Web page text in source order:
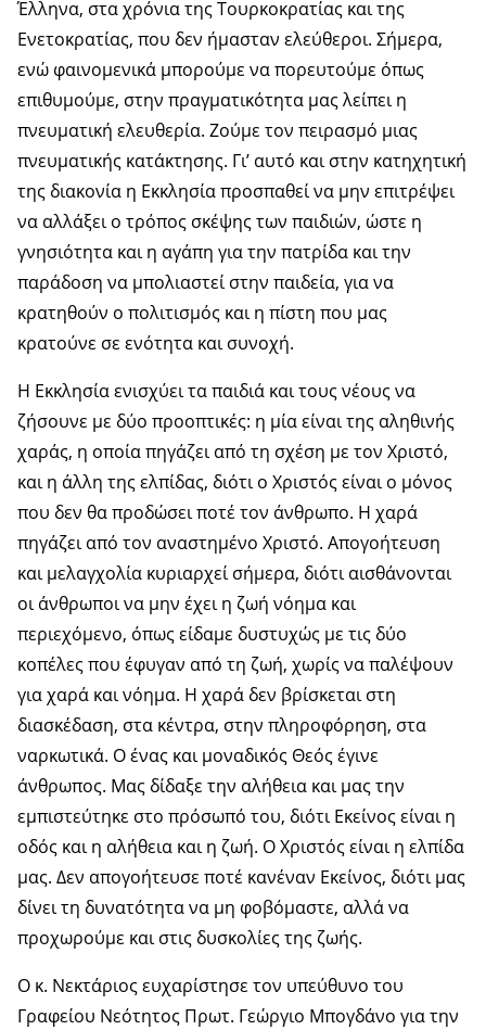
Έλληνα, στα χρόνια της Τουρκοκρατίας και της
Ενετοκρατίας, που δεν ήμασταν ελεύθεροι. Σήμερα,
ενώ φαινομενικά μπορούμε να πορευτούμε όπως
επιθυμούμε, στην πραγματικότητα μας λείπει η
πνευματική ελευθερία. Ζούμε τον πειρασμό μιας
πνευματικής κατάκτησης. Γι’ αυτό και στην κατηχητική
της διακονία η Εκκλησία προσπαθεί να μην επιτρέψει
να αλλάξει ο τρόπος σκέψης των παιδιών, ώστε η
γνησιότητα και η αγάπη για την πατρίδα και την
παράδοση να μπολιαστεί στην παιδεία, για να
κρατηθούν ο πολιτισμός και η πίστη που μας
κρατούνε σε ενότητα και συνοχή.
Η Εκκλησία ενισχύει τα παιδιά και τους νέους να
ζήσουνε με δύο προοπτικές: η μία είναι της αληθινής
χαράς, η οποία πηγάζει από τη σχέση με τον Χριστό,
και η άλλη της ελπίδας, διότι ο Χριστός είναι ο μόνος
που δεν θα προδώσει ποτέ τον άνθρωπο. Η χαρά
πηγάζει από τον αναστημένο Χριστό. Απογοήτευση
και μελαγχολία κυριαρχεί σήμερα, διότι αισθάνονται
οι άνθρωποι να μην έχει η ζωή νόημα και
περιεχόμενο, όπως είδαμε δυστυχώς με τις δύο
κοπέλες που έφυγαν από τη ζωή, χωρίς να παλέψουν
για χαρά και νόημα. Η χαρά δεν βρίσκεται στη
διασκέδαση, στα κέντρα, στην πληροφόρηση, στα
ναρκωτικά. Ο ένας και μοναδικός Θεός έγινε
άνθρωπος. Μας δίδαξε την αλήθεια και μας την
εμπιστεύτηκε στο πρόσωπό του, διότι Εκείνος είναι η
οδός και η αλήθεια και η ζωή. Ο Χριστός είναι η ελπίδα
μας. Δεν απογοήτευσε ποτέ κανέναν Εκείνος, διότι μας
δίνει τη δυνατότητα να μη φοβόμαστε, αλλά να
προχωρούμε και στις δυσκολίες της ζωής.
Ο κ. Νεκτάριος ευχαρίστησε τον υπεύθυνο του
Γραφείου Νεότητος Πρωτ. Γεώργιο Μπογδάνο για την